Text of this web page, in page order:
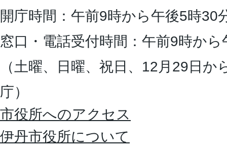
開庁時間：午前9時から午後5時30
窓口・電話受付時間：午前9時か
（土曜、日曜、祝日、12月29日
庁）
市役所へのアクセス
伊丹市役所について